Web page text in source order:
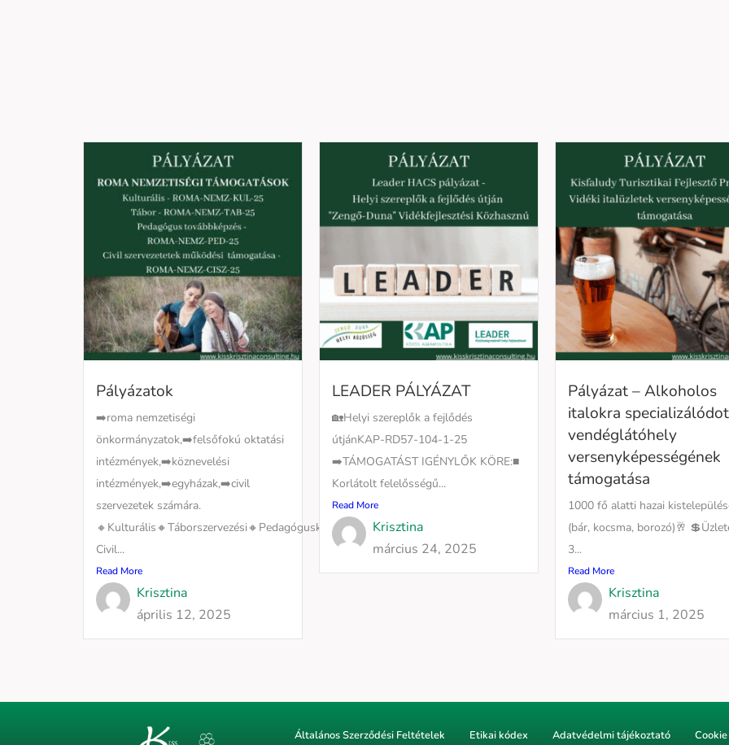
Pályázatok
➡️roma nemzetiségi
önkormányzatok,➡️felsőfokú oktatási
intézmények,➡️köznevelési
intézmények,➡️egyházak,➡️civil
szervezetek számára.
🔸Kulturális🔸Táborszervezési🔸Pedagógusképzési🔸és
Civil...
Read More
Krisztina
április 12, 2025
LEADER PÁLYÁZAT
🏡Helyi szereplők a fejlődés
útjánKAP-RD57-104-1-25
➡️TÁMOGATÁST IGÉNYLŐK KÖRE:■
Korlátolt felelősségű...
Read More
Krisztina
március 24, 2025
Pályázat – Alkoholos
italokra
vendéglátóhely
versenyképességének
támogatása
1000 fő alatti hazai
(bár, kocsma, borozó)🥂
3...
Read More
Krisztina
március 1, 2025
Általános Szerződési Feltételek Etikai kódex Adatvédelmi tájékoztató